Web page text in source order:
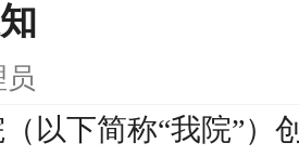
以下简称“我院”）创